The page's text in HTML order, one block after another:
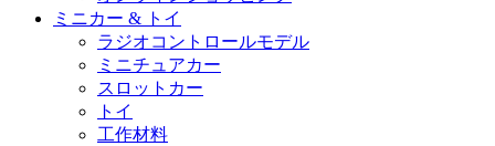
ミニカー & トイ
ラジオコントロールモデル
ミニチュアカー
スロットカー
トイ
工作材料